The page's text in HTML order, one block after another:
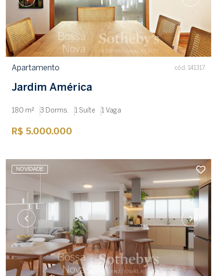
Apartamento cód. 141317
Jardim América
180 m² 3 Dorms. 1 Suíte 1 Vaga
R$ 5.000.000
NOVIDADE